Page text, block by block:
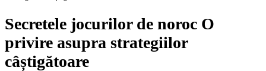
Secretele jocurilor de noroc O
privire asupra strategiilor
câștigătoare